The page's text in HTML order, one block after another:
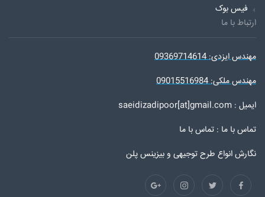
فیس بوک
ارتباط با ما
مهندس ایزدی: 09369714614
مهندس ملکی: 09015516984
ایمیل : saeidizadipoor[at]gmail.com
تماس با ما : تماس با ما
نگارش انواع طرح توجیهی و بیزینس پلن